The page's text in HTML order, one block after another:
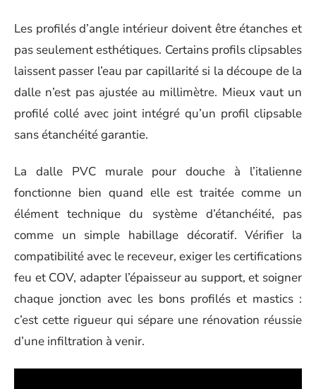
Les profilés d’angle intérieur doivent être étanches et
pas seulement esthétiques. Certains profils clipsables
laissent passer l’eau par capillarité si la découpe de la
dalle n’est pas ajustée au millimètre. Mieux vaut un
profilé collé avec joint intégré qu’un profil clipsable
sans étanchéité garantie.
La dalle PVC murale pour douche à l’italienne
fonctionne bien quand elle est traitée comme un
élément technique du système d’étanchéité, pas
comme un simple habillage décoratif. Vérifier la
compatibilité avec le receveur, exiger les certifications
feu et COV, adapter l’épaisseur au support, et soigner
chaque jonction avec les bons profilés et mastics :
c’est cette rigueur qui sépare une rénovation réussie
d’une infiltration à venir.